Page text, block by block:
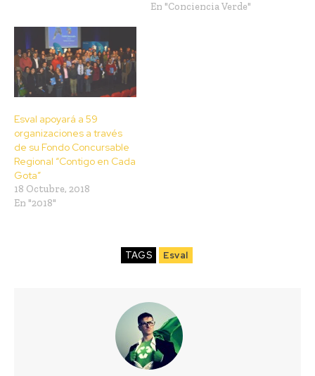
En "Conciencia Verde"
Esval apoyará a 59
organizaciones a través
de su Fondo Concursable
Regional “Contigo en Cada
Gota”
18 Octubre, 2018
En "2018"
TAGS Esval